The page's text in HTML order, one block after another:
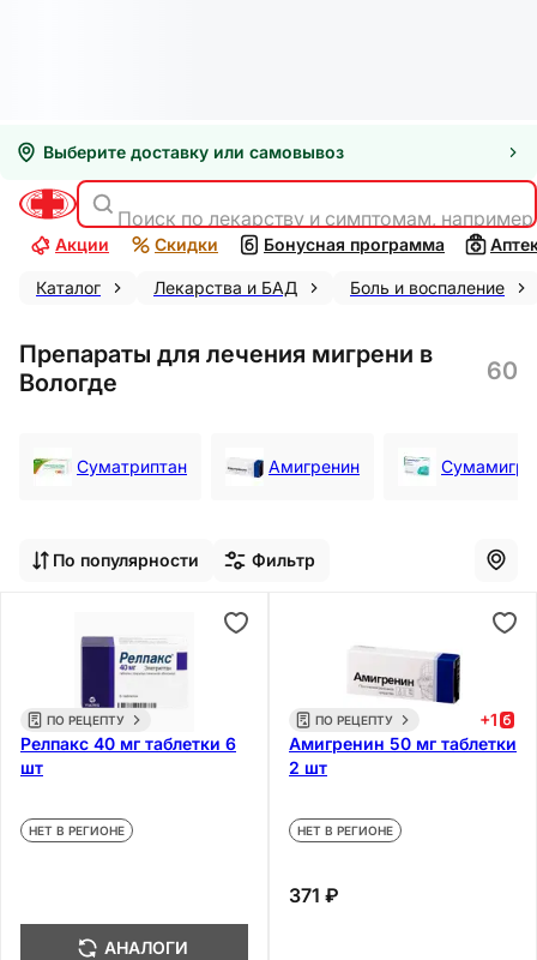
Выберите доставку или самовывоз
Поиск по лекарству и симптомам,
Акции Скидки Бонусная программа
Каталог Лекарства и БАД Боль и воспаление
Препараты для лечения мигрени в
Вологде
60
Суматриптан Амигренин
По популярности Фильтр
ПО РЕЦЕПТУ
Релпакс 40 мг таблетки 6
шт
НЕТ В РЕГИОНЕ
АНАЛОГИ
ПО РЕЦЕПТУ +1
Амигренин 50 мг таблетки
2 шт
НЕТ В РЕГИОНЕ
371 ₽